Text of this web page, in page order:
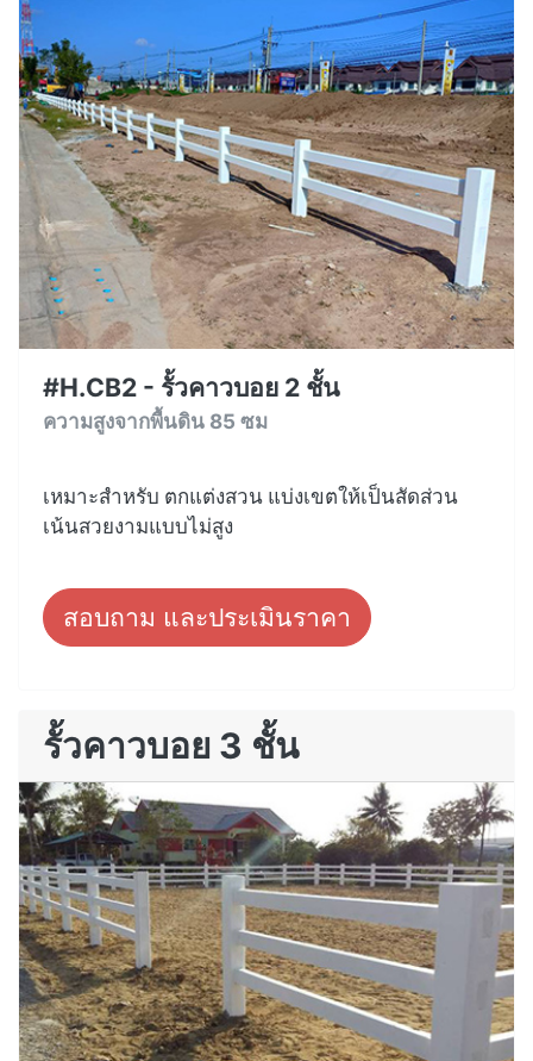
#H.CB2 - รั้วคาวบอย 2 ชั้น
ความสูงจากพื้นดิน 85 ซม
เหมาะสำหรับ ตกแต่งสวน แบ่งเขตให้เป็นสัดส่วน
เน้นสวยงามแบบไม่สูง
สอบถาม และประเมินราคา
รั้วคาวบอย 3 ชั้น